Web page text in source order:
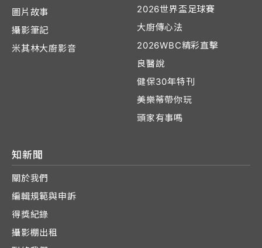
圖片故事
攝影筆記
米其林大廚影音
2026世界盃足球賽
大廚傳心法
2026WBC精彩直擊
良醫說
健保30年特刊
美樂蒂帶你玩
頭家有事嗎
知新聞
關於我們
編輯規範與申訴
得獎紀錄
攝影棚出租